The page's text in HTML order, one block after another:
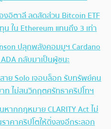
อิตาลี ลดสัดส่วน Bitcoin ETF
ใน Ethereum แทนถึง 3 เท่า
ปลุกพลังคอมมูฯ Cardano
กลับมาเป็นผู้ชนะ
าย Solo เจอบล็อก รับทรัพย์คน
ท ไม่สนวิกฤตศรัทธาคริปโทฯ
หากกฎหมาย CLARITY Act ไม่
าคาคริปโตให้ดิ่งลงอีกระลอก